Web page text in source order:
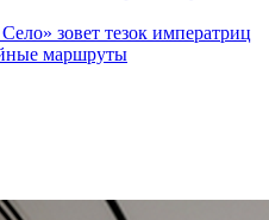
зовет тезок императриц
маршруты